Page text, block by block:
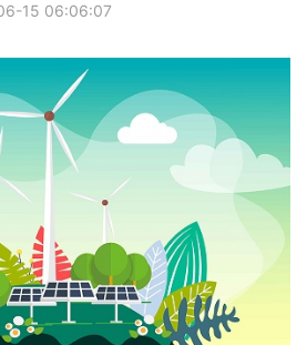
15 06:06:07